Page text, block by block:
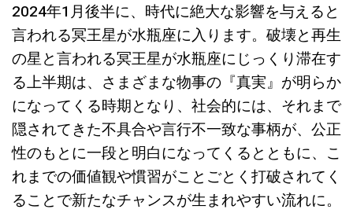
2024年1月後半に、時代に絶大な影響を与えると
言われる冥王星が水瓶座に入ります。破壊と再生
の星と言われる冥王星が水瓶座にじっくり滞在す
る上半期は、さまざまな物事の『真実』が明らか
になってくる時期となり、社会的には、それまで
隠されてきた不具合や言行不一致な事柄が、公正
性のもとに一段と明白になってくるとともに、こ
れまでの価値観や慣習がことごとく打破されてく
ることで新たなチャンスが生まれやすい流れに。